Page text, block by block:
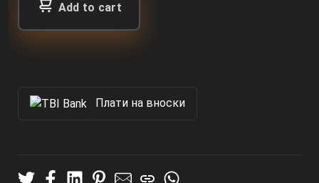
Add to cart
Πлати на вноски